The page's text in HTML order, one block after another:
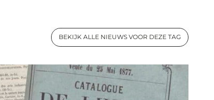
BEKIJK ALLE NIEUWS VOOR DEZE TAG